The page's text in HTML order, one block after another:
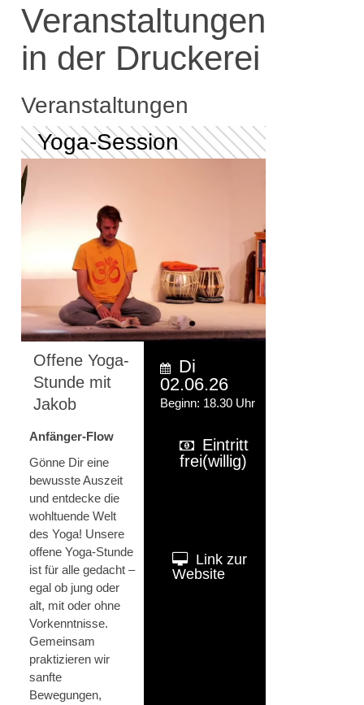
Veranstaltungen
in der Druckerei
Veranstaltungen
Yoga-Session
Offene Yoga-
Stunde mit
Jakob
Anfänger-Flow
Gönne Dir eine
bewusste Auszeit
und entdecke die
wohltuende Welt
des Yoga! Unsere
offene Yoga-Stunde
ist für alle gedacht –
egal ob jung oder
alt, mit oder ohne
Vorkenntnisse.
Gemeinsam
praktizieren wir
sanfte
Bewegungen,
Di
02.06.26
Beginn: 18.30 Uhr
Eintritt
frei(willig)
Link zur
Website